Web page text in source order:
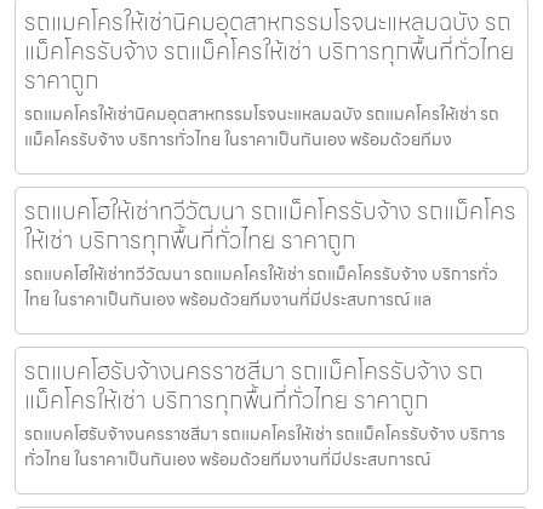
รถแมคโครให้เช่านิคมอุตสาหกรรมโรจนะแหลมฉบัง รถ
แม็คโครรับจ้าง รถแม็คโครให้เช่า บริการทุกพื้นที่ทั่วไทย
ราคาถูก
รถแมคโครให้เช่านิคมอุตสาหกรรมโรจนะแหลมฉบัง รถแมคโครให้เช่า รถ
แม็คโครรับจ้าง บริการทั่วไทย ในราคาเป็นกันเอง พร้อมด้วยทีมง
รถแบคโฮให้เช่าทวีวัฒนา รถแม็คโครรับจ้าง รถแม็คโคร
ให้เช่า บริการทุกพื้นที่ทั่วไทย ราคาถูก
รถแบคโฮให้เช่าทวีวัฒนา รถแมคโครให้เช่า รถแม็คโครรับจ้าง บริการทั่ว
ไทย ในราคาเป็นกันเอง พร้อมด้วยทีมงานที่มีประสบการณ์ แล
รถแบคโฮรับจ้างนครราชสีมา รถแม็คโครรับจ้าง รถ
แม็คโครให้เช่า บริการทุกพื้นที่ทั่วไทย ราคาถูก
รถแบคโฮรับจ้างนครราชสีมา รถแมคโครให้เช่า รถแม็คโครรับจ้าง บริการ
ทั่วไทย ในราคาเป็นกันเอง พร้อมด้วยทีมงานที่มีประสบการณ์